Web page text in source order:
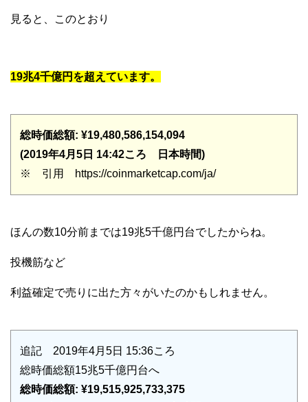
見ると、このとおり
19兆4千億円を超えています。
総時価総額: ¥19,480,586,154,094
(2019年4月5日 14:42ころ 日本時間)
※ 引用 https://coinmarketcap.com/ja/
ほんの数10分前までは19兆5千億円台でしたからね。
投機筋など
利益確定で売りに出た方々がいたのかもしれません。
追記 2019年4月5日 15:36ころ
総時価総額15兆5千億円台へ
総時価総額: ¥19,515,925,733,375